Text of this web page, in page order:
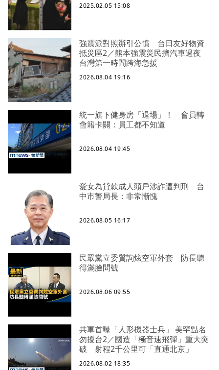
2025.02.05 15:08
強震派對照辦引公憤 台日友好物資
抵災區2／熊本強震災民擠汽車過夜
台灣第一時間跨海急援
2026.08.04 19:16
統一旗下健身房「退場」！ 會員轉
會籍卡關：員工都不知道
2026.08.04 19:45
愛女為貸款成人頭戶涉詐遭判刑 台
中市警局長：非常慚愧
2026.08.05 16:17
民眾黨立委質詢炫空軍外套 防長聽
得滿臉問號
2026.08.06 09:55
共軍首曝「人形機器士兵」 美罕點名
勿擾台2／國造「極音速飛彈」重大突
破 射程2千公里可「直通北京」
2026.08.02 18:35